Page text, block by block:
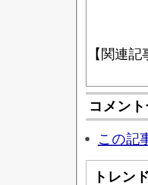
【関連記
コメン
この記
トレン